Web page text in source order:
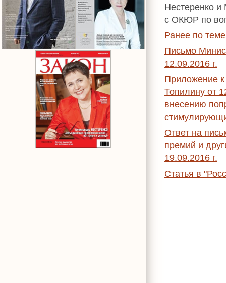
Нестеренко
с ОКЮР по
Ранее по теме
Письмо
12.09.2016 г.
Приложение
Топилину от
внесению
Ответ на
премий и
19.09.2016 г.
Статья в